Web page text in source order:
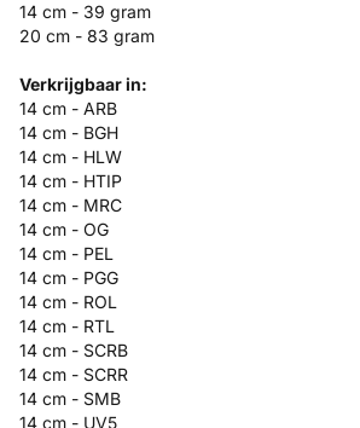
14 cm - 39 gram
20 cm - 83 gram
Verkrijgbaar in:
14 cm - ARB
14 cm - BGH
14 cm - HLW
14 cm - HTIP
14 cm - MRC
14 cm - OG
14 cm - PEL
14 cm - PGG
14 cm - ROL
14 cm - RTL
14 cm - SCRB
14 cm - SCRR
14 cm - SMB
14 cm - UV5